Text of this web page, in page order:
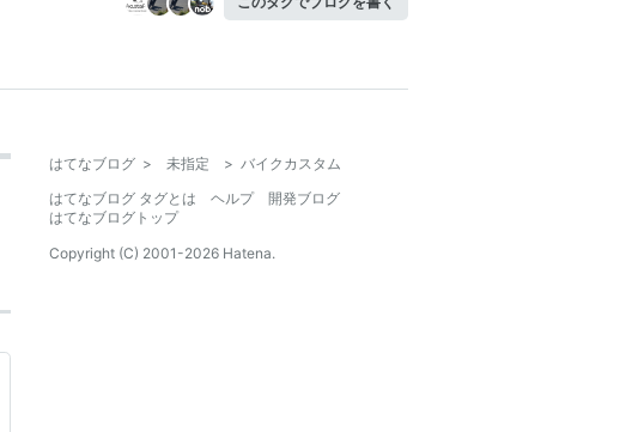
はてなブログ > 未指定 > バイクカスタム
はてなブログ タグとは
ヘルプ
開発ブログ
はてなブログトップ
Copyright (C) 2001-2026 Hatena.